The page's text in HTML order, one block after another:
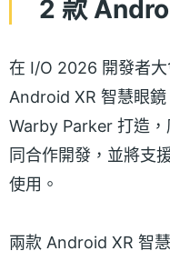
2 款
在 I/O 2026 開發者
Android XR 智慧眼
Warby Parker 打造
同合作開發，並將支
使用。
兩款 Android XR 智